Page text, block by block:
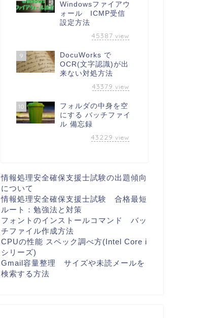
Windowsファイアウ
ォール ICMP受信
設定方法
45387 view
9
DocuWorks で
OCR(文字認識)が出
来ない対処方法
43379 view
10
フォルダの中身を空
にする バッチファイ
ル 備忘録
43229 view
情報処理安全確保支援士試験の出題傾向
について
情報処理安全確保支援士試験 合格最短
ルート：勉強法と対策
フォントのインストールコマンド バッ
チファイル作成方法
CPUの性能 スペック調べ方(Intel Core i
シリーズ)
Gmail容量整理 サイズや未読メールを
検索する方法